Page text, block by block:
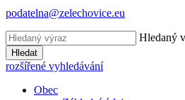
podatelna@zelechovice.eu
Hledaný
Hledat
rozšířené vyhledávání
Obec